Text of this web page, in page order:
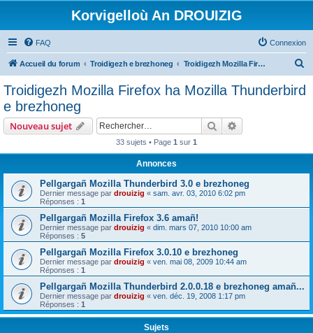
Korvigelloù An DROUIZIG
FAQ Connexion
Accueil du forum Troidigezh e brezhoneg Troidigezh Mozilla Firefox ha Mozilla Thunderbird e brezhoneg
Troidigezh Mozilla Firefox ha Mozilla Thunderbird
e brezhoneg
Nouveau sujet Rechercher
33 sujets • Page 1 sur 1
Annonces
Pellgargañ Mozilla Thunderbird 3.0 e brezhoneg
Dernier message par drouizig « sam. avr. 03, 2010 6:02 pm
Réponses : 1
Pellgargañ Mozilla Firefox 3.6 amañ!
Dernier message par drouizig « dim. mars 07, 2010 10:00 am
Réponses : 5
Pellgargañ Mozilla Firefox 3.0.10 e brezhoneg
Dernier message par drouizig « ven. mai 08, 2009 10:44 am
Réponses : 1
Pellgargañ Mozilla Thunderbird 2.0.0.18 e brezhoneg amañ...
Dernier message par drouizig « ven. déc. 19, 2008 1:17 pm
Réponses : 1
Sujets